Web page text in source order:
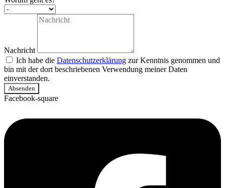
Nachricht
Ich habe die Datenschutzerklärung zur Kenntnis genommen und
bin mit der dort beschriebenen Verwendung meiner Daten
einverstanden.
Absenden
Facebook-square